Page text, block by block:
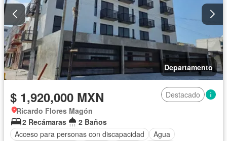
Departamento
$ 1,920,000 MXN
Destacado
Ricardo Flores Magón
2 Recámaras
2 Baños
Acceso para personas con discapacidad
Agua